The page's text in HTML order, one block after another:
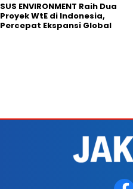
SUS ENVIRONMENT Raih Dua
Proyek WtE di Indonesia,
Percepat Ekspansi Global